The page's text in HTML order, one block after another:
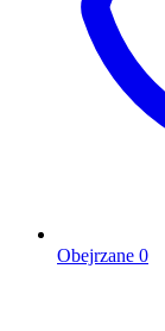
Obejrzane 0